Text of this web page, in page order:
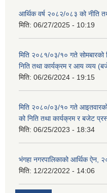
आर्थिक वर्ष २०८२/०८३ को नीति
मिति: 06/27/2025 - 10:19
मिति २०८१/०३/१० गते
निति तथा कार्यक्रम र आय व्यय
मिति: 06/26/2024 - 19:15
मिति २०८०/०३/१० गते
को निति तथा कार्यक्रम र बजेट
मिति: 06/25/2023 - 18:34
भंगहा नगरपालिकाको आर्थिक ऐन,
मिति: 12/22/2022 - 14:06